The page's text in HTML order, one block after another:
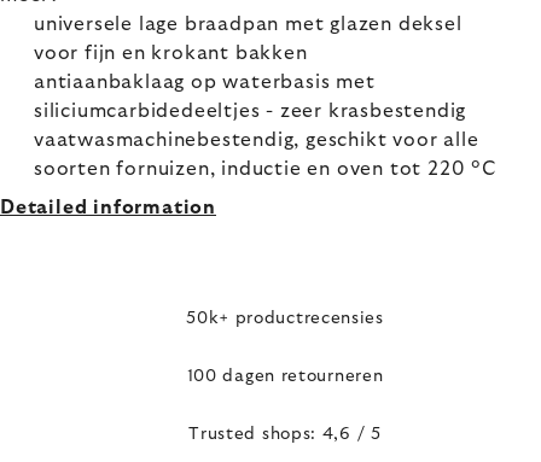
universele lage braadpan met glazen deksel
voor fijn en krokant bakken
antiaanbaklaag op waterbasis met
siliciumcarbidedeeltjes - zeer krasbestendig
vaatwasmachinebestendig, geschikt voor alle
soorten fornuizen, inductie en oven tot 220 °C
Detailed information
50k+ productrecensies
100 dagen retourneren
Trusted shops: 4,6 / 5